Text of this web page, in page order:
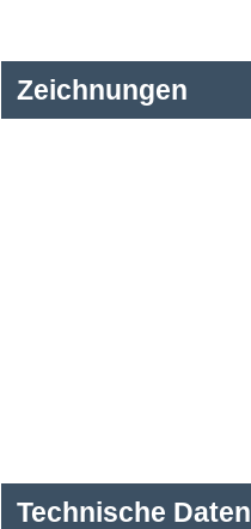
Zeichnungen
Technische Daten